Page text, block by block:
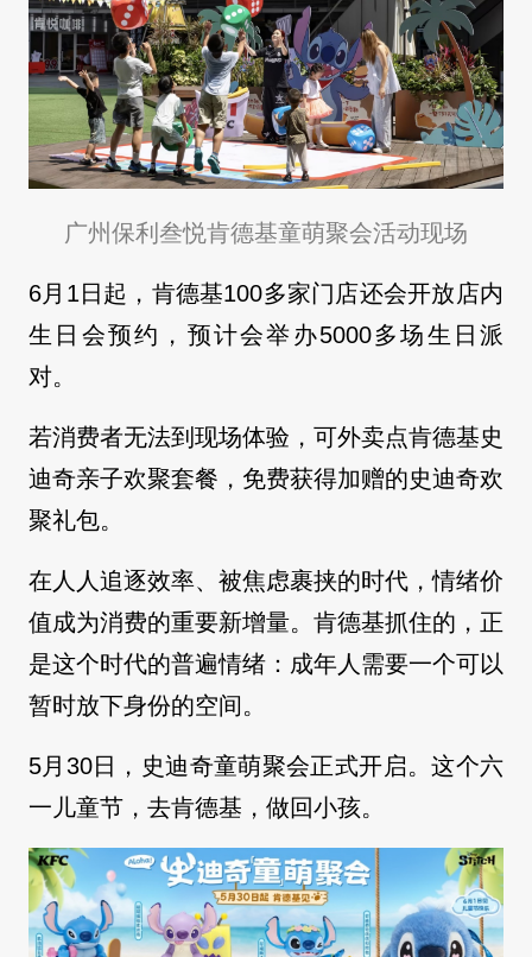
广州保利叁悦肯德基童萌聚会活动现场
6月1日起，肯德基100多家门店还会开放店内
生日会预约，预计会举办5000多场生日派
对。
若消费者无法到现场体验，可外卖点肯德基史
迪奇亲子欢聚套餐，免费获得加赠的史迪奇欢
聚礼包。
在人人追逐效率、被焦虑裹挟的时代，情绪价
值成为消费的重要新增量。肯德基抓住的，正
是这个时代的普遍情绪：成年人需要一个可以
暂时放下身份的空间。
5月30日，史迪奇童萌聚会正式开启。这个六
一儿童节，去肯德基，做回小孩。